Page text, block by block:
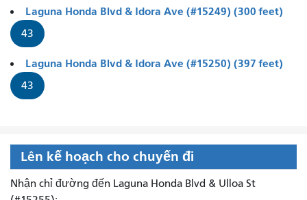
Laguna Honda Blvd & Idora Ave (#15249) (300 feet)
43
Laguna Honda Blvd & Idora Ave (#15250) (397 feet)
43
Lên kế hoạch cho chuyến đi
Nhận chỉ đường đến Laguna Honda Blvd & Ulloa St